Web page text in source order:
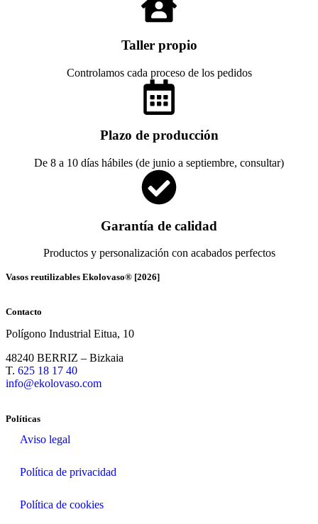
Taller propio
Controlamos cada proceso de los pedidos
Plazo de producción
De 8 a 10 días hábiles (de junio a septiembre, consultar)
Garantía de calidad
Productos y personalización con acabados perfectos
Vasos reutilizables Ekolovaso® [2026]
Contacto
Polígono Industrial Eitua, 10
48240 BERRIZ – Bizkaia
T. 625 18 17 40
info@ekolovaso.com
Políticas
Aviso legal
Política de privacidad
Política de cookies